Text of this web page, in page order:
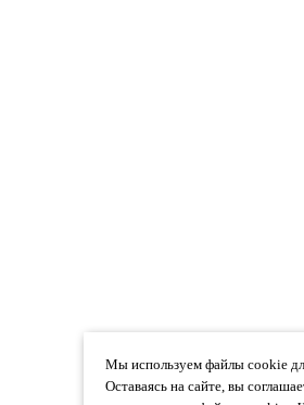
Мы используем файлы cookie
Оставаясь на сайте, вы